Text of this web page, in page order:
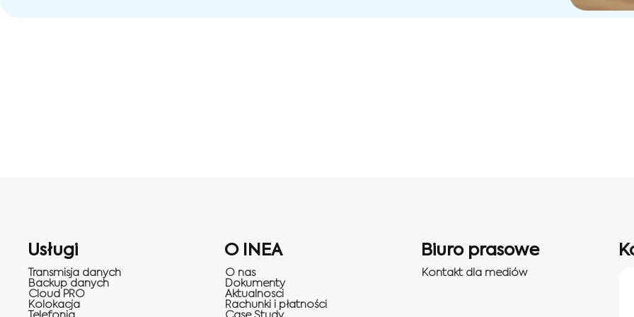
Usługi
Transmisja danych
Backup danych
Cloud PRO
Kolokacja
O INEA
O nas
Dokumenty
Aktualnosci
Rachunki i płatności
Biuro prasowe
Kontakt dla mediów